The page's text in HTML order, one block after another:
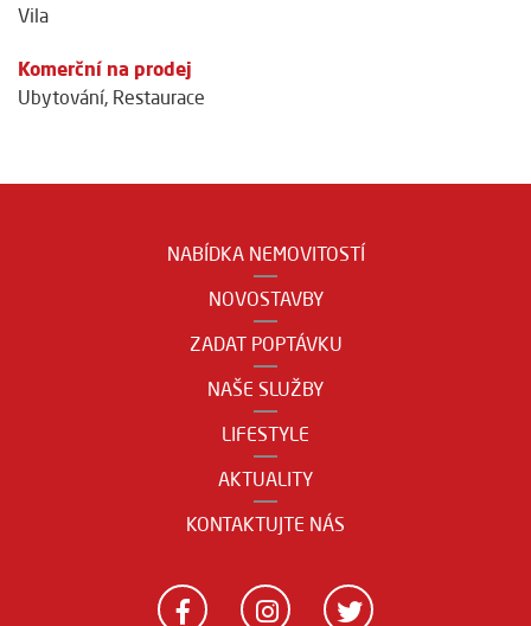
Vila
Komerční na prodej
Ubytování, Restaurace
NABÍDKA NEMOVITOSTÍ
NOVOSTAVBY
ZADAT POPTÁVKU
NAŠE SLUŽBY
LIFESTYLE
AKTUALITY
KONTAKTUJTE NÁS